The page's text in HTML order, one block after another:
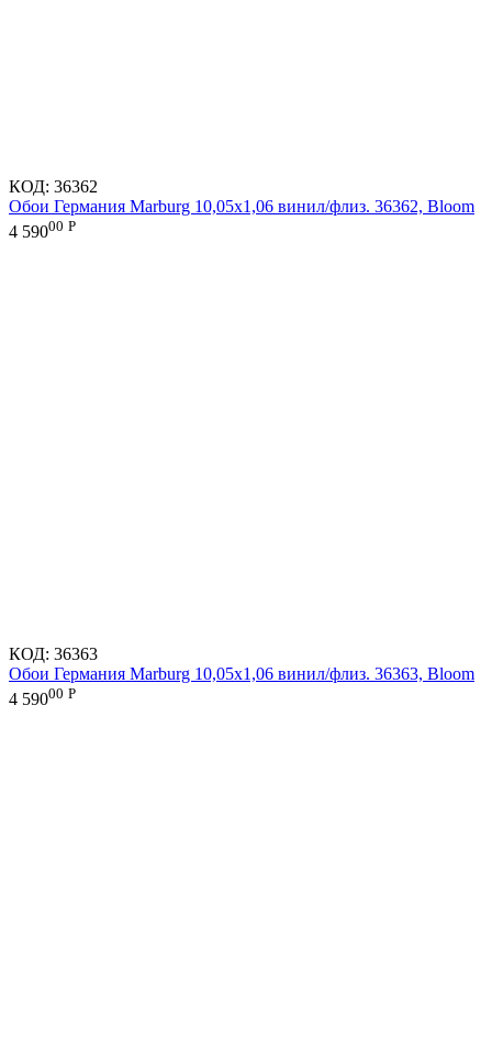
КОД: 36362
Обои Германия Marburg 10,05x1,06 винил/флиз. 36362, Bloom
4 59000 Р
КОД: 36363
Обои Германия Marburg 10,05x1,06 винил/флиз. 36363, Bloom
4 59000 Р